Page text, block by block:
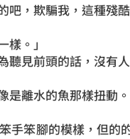
吧，欺騙我，這種殘
。」
見前頭的話，沒有
是離水的魚那樣扭動。
手笨腳的模樣，但的